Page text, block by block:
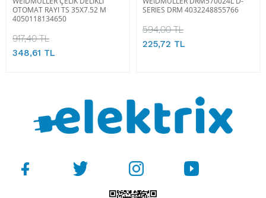
OTOMAT RAYI TS 35X7.52 M
4050118134650
917,40 TL
348,61 TL
SERIES DRM 4032248855766
594,00 TL
225,72 TL